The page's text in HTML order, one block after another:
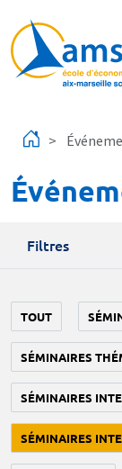
Filtres
TOUT
SÉMINAIRES
SÉMINAIRES
SÉMINAIRES